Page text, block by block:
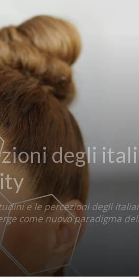
degli
e le percezioni degli
come nuovo paradigma